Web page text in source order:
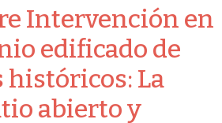
Intervención en
edificado de
históricos: La
abierto y